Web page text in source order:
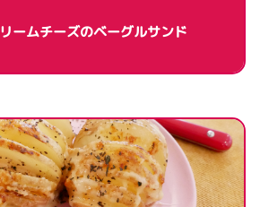
ームチーズのベーグルサンド